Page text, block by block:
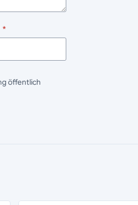
*
öffentlich